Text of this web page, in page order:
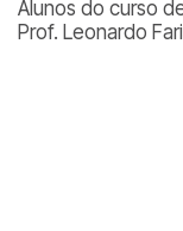
Alunos do curso
Prof. Leonardo